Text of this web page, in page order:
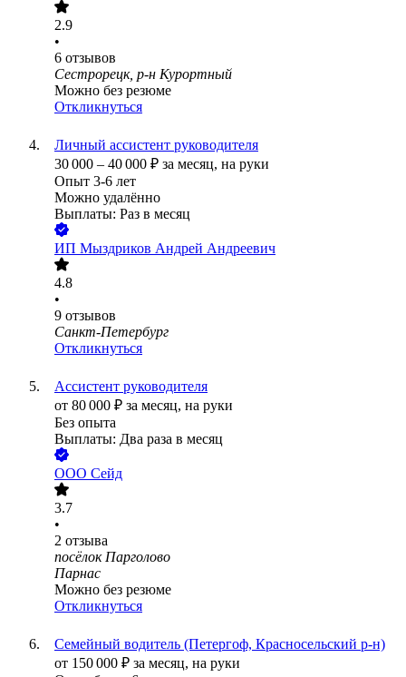
2.9
•
6 отзывов
Сестрорецк, р-н Курортный
Можно без резюме
Откликнуться
Личный ассистент руководителя
30 000 – 40 000 ₽ за месяц, на руки
Опыт 3-6 лет
Можно удалённо
Выплаты: Раз в месяц
ИП Мыздриков Андрей Андреевич
4.8
•
9 отзывов
Санкт-Петербург
Откликнуться
Ассистент руководителя
от 80 000 ₽ за месяц, на руки
Без опыта
Выплаты: Два раза в месяц
ООО Сейд
3.7
•
2 отзыва
посёлок Парголово
Парнас
Можно без резюме
Откликнуться
Семейный водитель (Петергоф, Красносельский р-н)
от 150 000 ₽ за месяц, на руки